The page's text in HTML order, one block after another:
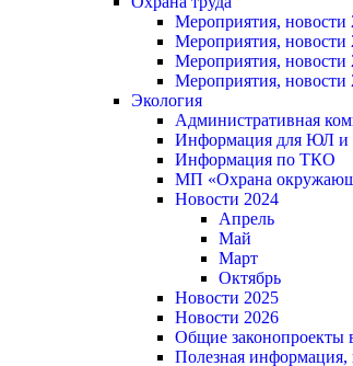
Мероприятия, новости
Мероприятия, новости
Мероприятия, новости
Мероприятия, новости
Экология
Административная
Информация для ЮЛ
Информация по ТКО
МП «Охрана
Новости 2024
Апрель
Май
Март
Октябрь
Новости 2025
Новости 2026
Общие законопроекты
Полезная